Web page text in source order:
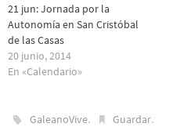
21 jun: Jornada por la
Autonomía en San Cristóbal
de las Casas
20 junio, 2014
En «Calendario»
GaleanoVive. Guardar.